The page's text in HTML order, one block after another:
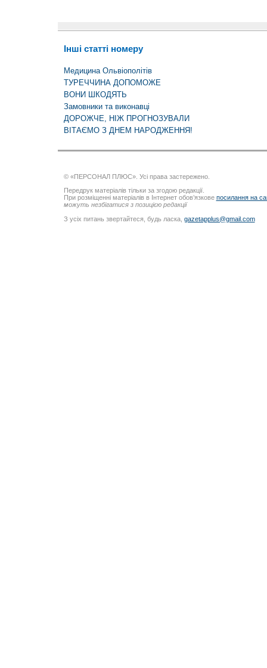
Інші статті номеру
Медицина Ольвіополітів
ТУРЕЧЧИНА ДОПОМОЖЕ
ВОНИ ШКОДЯТЬ
Замовники та виконавці
ДОРОЖЧЕ, НІЖ ПРОГНОЗУВАЛИ
ВІТАЄМО З ДНЕМ НАРОДЖЕННЯ!
© «ПЕРСОНАЛ ПЛЮС». Усі права застережено.
Передрук матеріалів тільки за згодою редакції.
При розміщенні матеріалів в Інтернет обов’язкове посилання на
можуть незбігатися з позицією редакції
З усіх питань звертайтеся, будь ласка, gazetapplus@gmail.com